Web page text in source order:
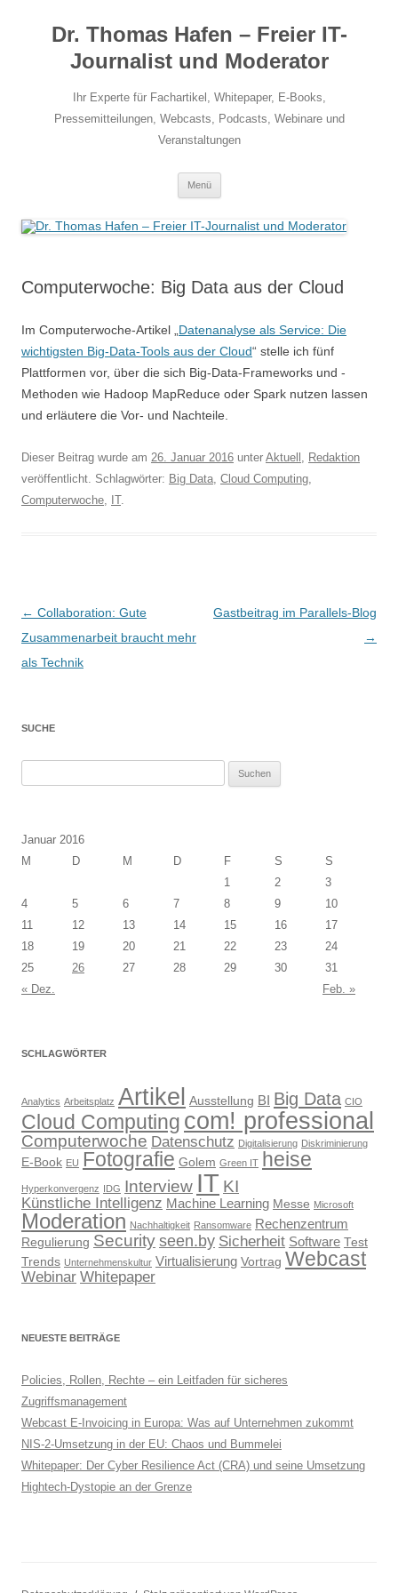
springenDr. Thomas Hafen – Freier IT-
Journalist und Moderator
Ihr Experte für Fachartikel, Whitepaper, E-Books,
Pressemitteilungen, Webcasts, Podcasts, Webinare und
Veranstaltungen
Menü
Computerwoche: Big Data aus der Cloud
Im Computerwoche-Artikel „ Datenanalyse als Service: Die
wichtigsten Big-Data-Tools aus der Cloud“ stelle ich fünf
Plattformen vor, über die sich Big-Data-Frameworks und -
Methoden wie Hadoop MapReduce oder Spark nutzen lassen
und erläutere die Vor- und Nachteile.
Dieser Beitrag wurde am 26. Januar 2016 unter Aktuell , Redaktion
veröffentlicht. Schlagwörter: Big Data, Cloud Computing,
Computerwoche, IT.
Beitragsnavigation
← Collaboration: Gute
Zusammenarbeit braucht mehr
als Technik
Gastbeitrag im Parallels-Blog
→
SUCHE
Januar 2016
M
D M D F S
S
1
2
3
4
5 6 7 8 9
10
11
12 13 14 15 16
17
18
19 20 21 22 23
24
25
26 27 28 29 30
31
« Dez.
Feb. »
SCHLAGWÖRTER
Analytics Arbeitsplatz Artikel Ausstellung BI Big Data CIO
Cloud Computing com! professional
Computerwoche Datenschutz Digitalisierung Diskriminierung
E-Book EU Fotografie Golem Green IT heise
Hyperkonvergenz IDG Interview IT KI
Künstliche Intelligenz Machine Learning Messe Microsoft
Moderation Nachhaltigkeit Ransomware Rechenzentrum
Regulierung Securityseen.by Sicherheit Software Test
Trends Unternehmenskultur Virtualisierung Vortrag Webcast
Webinar Whitepaper
NEUESTE BEITRÄGE
Policies, Rollen, Rechte – ein Leitfaden für sicheres
Zugriffsmanagement
Webcast E-Invoicing in Europa: Was auf Unternehmen zukommt
NIS-2-Umsetzung in der EU: Chaos und Bummelei
Whitepaper: Der Cyber Resilience Act (CRA) und seine Umsetzung
Hightech-Dystopie an der Grenze